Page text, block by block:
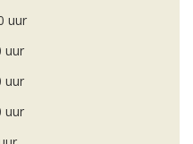
uur
uur
uur
uur